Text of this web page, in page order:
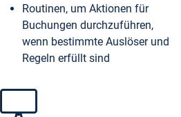
Routinen, um Aktionen für
Buchungen durchzuführen,
wenn bestimmte Auslöser und
Regeln erfüllt sind